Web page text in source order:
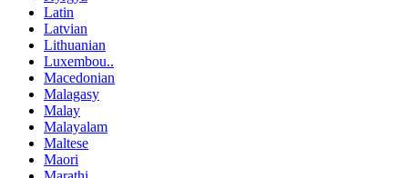
Latin
Latvian
Lithuanian
Luxembou..
Macedonian
Malagasy
Malay
Malayalam
Maltese
Maori